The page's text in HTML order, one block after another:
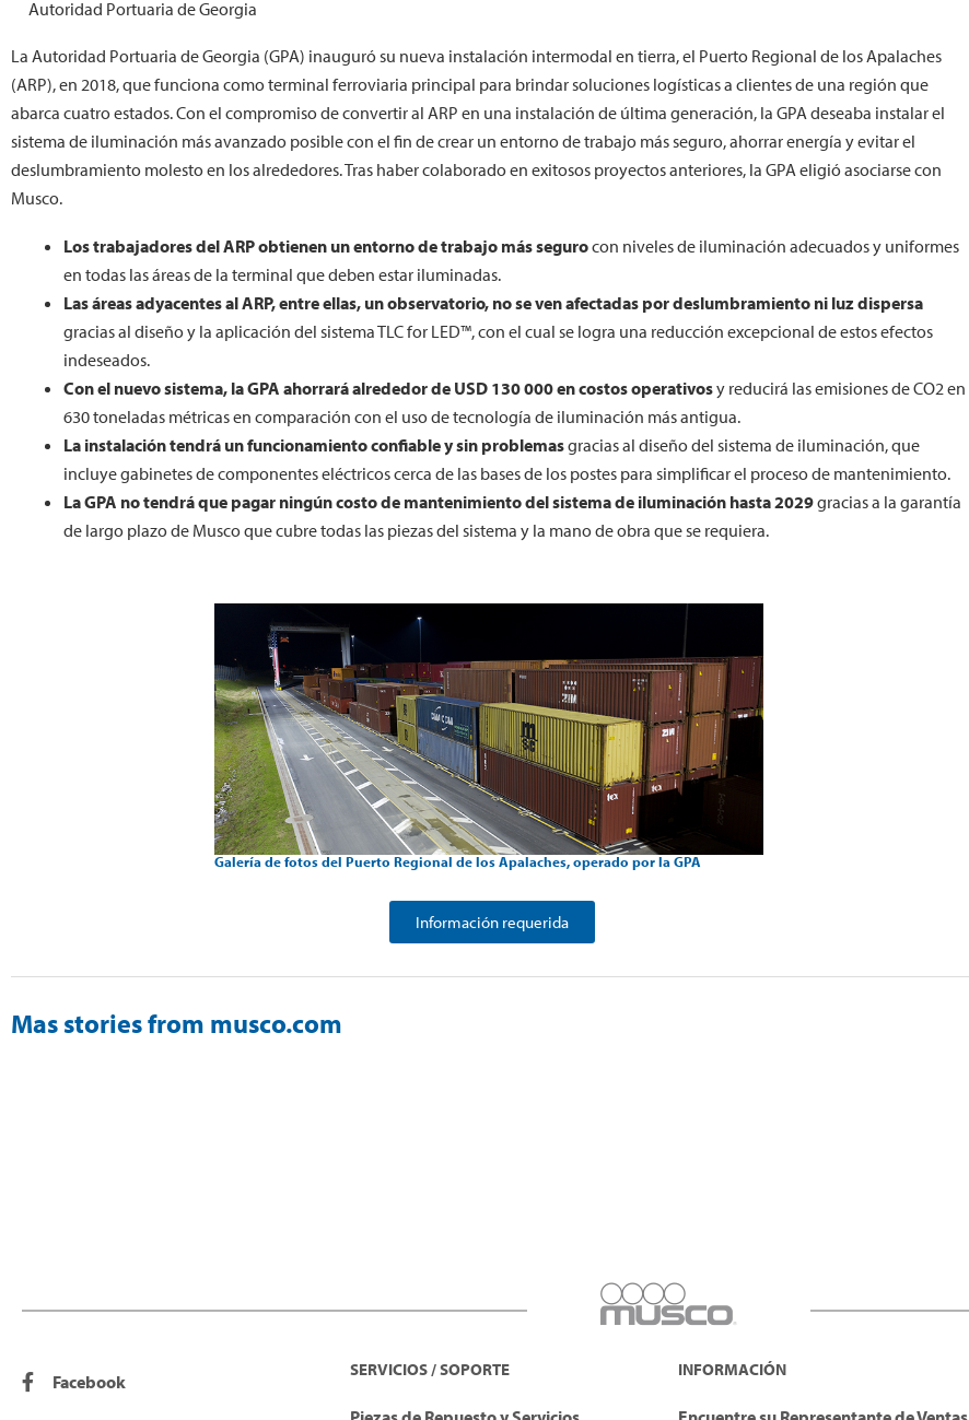
Autoridad Portuaria de Georgia
La Autoridad Portuaria de Georgia (GPA) inauguró su nueva instalación intermodal en tierra, el Puerto Regional de los Apalaches
(ARP), en 2018, que funciona como terminal ferroviaria principal para brindar soluciones logísticas a clientes de una región que
abarca cuatro estados. Con el compromiso de convertir al ARP en una instalación de última generación, la GPA deseaba instalar el
sistema de iluminación más avanzado posible con el fin de crear un entorno de trabajo más seguro, ahorrar energía y evitar el
deslumbramiento molesto en los alrededores. Tras haber colaborado en exitosos proyectos anteriores, la GPA eligió asociarse con
Musco.
Los trabajadores del ARP obtienen un entorno de trabajo más segurocon niveles de iluminación adecuados y uniformes
en todas las áreas de la terminal que deben estar iluminadas.
Las áreas adyacentes al ARP, entre ellas, un observatorio, no se ven afectadas por deslumbramiento ni luz dispersa
gracias al diseño y la aplicación del sistema TLC for LED™, con el cual se logra una reducción excepcional de estos efectos
indeseados.
Con el nuevo sistema, la GPA ahorrará alrededor de USD 130 000 en costos operativosy reducirá las emisiones de CO2 en
630 toneladas métricas en comparación con el uso de tecnología de iluminación más antigua.
La instalación tendrá un funcionamiento confiable y sin problemasgracias al diseño del sistema de iluminación, que
incluye gabinetes de componentes eléctricos cerca de las bases de los postes para simplificar el proceso de mantenimiento.
La GPA no tendrá que pagar ningún costo de mantenimiento del sistema de iluminación hasta 2029gracias a la garantía
de largo plazo de Musco que cubre todas las piezas del sistema y la mano de obra que se requiera.
Galería de fotos del Puerto Regional de los Apalaches, operado por la GPA
Información requerida
Mas stories from musco.com
Facebook
SERVICIOS / SOPORTE INFORMACIÓN